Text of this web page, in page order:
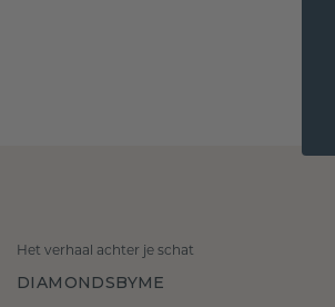
Het verhaal achter je schat
DIAMONDSBYME